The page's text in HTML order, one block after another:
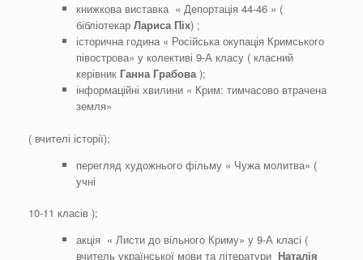
книжкова виставка « Депортація 44-46 » (
бібліотекар Лариса Піх) ;
історична година « Російська окупація Кримського
півострова» у колективі 9-А класу ( класний
керівник Ганна Грабова);
інформаційні хвилини « Крим: тимчасово втрачена
земля»
( вчителі історії);
перегляд художнього фільму « Чужа молитва» (
учні
10-11 класів );
акція « Листи до вільного Криму» у 9-А класі (
вчитель української мови та літератури Наталія